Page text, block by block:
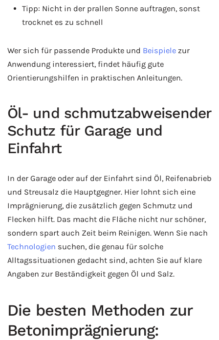
Tipp: Nicht in der prallen Sonne auftragen, sonst
trocknet es zu schnell
Wer sich für passende Produkte und Beispiele zur
Anwendung interessiert, findet häufig gute
Orientierungshilfen in praktischen Anleitungen.
Öl- und schmutzabweisender
Schutz für Garage und
Einfahrt
In der Garage oder auf der Einfahrt sind Öl, Reifenabrieb
und Streusalz die Hauptgegner. Hier lohnt sich eine
Imprägnierung, die zusätzlich gegen Schmutz und
Flecken hilft. Das macht die Fläche nicht nur schöner,
sondern spart auch Zeit beim Reinigen. Wenn Sie nach
Technologien suchen, die genau für solche
Alltagssituationen gedacht sind, achten Sie auf klare
Angaben zur Beständigkeit gegen Öl und Salz.
Die besten Methoden zur
Betonimprägnierung: